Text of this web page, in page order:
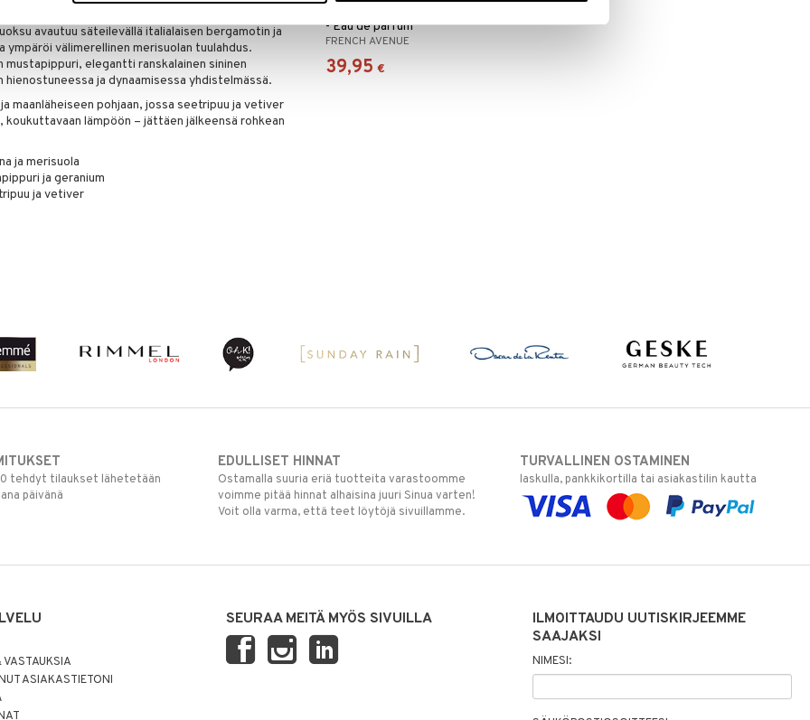
avautuu säteilevällä italialaisen bergamotin ja
ympäröi välimerellinen merisuolan tuulahdus.
elegantti ranskalainen sininen
ja dynaamisessa yhdistelmässä.
maanläheiseen pohjaan, jossa seetripuu ja vetiver
lämpöön – jättäen jälkeensä rohkean
ja merisuola
ja geranium
ja vetiver
- Eau de parfum
FRENCH AVENUE
39,95 €
tehdyt tilaukset lähetetään
päivänä
EDULLISET HINNAT
Ostamalla suuria eriä tuotteita varastoomme
voimme pitää hinnat alhaisina juuri Sinua varten!
Voit olla varma, että teet löytöjä sivuillamme.
TURVALLINEN OSTAMINEN
laskulla, pankkikortilla tai asiakastilin kautta
ASIAKASTIETONI
SEURAA MEITÄ MYÖS SIVUILLA
ILMOITTAUDU UUTISKIRJEEMME
SAAJAKSI
NIMESI: